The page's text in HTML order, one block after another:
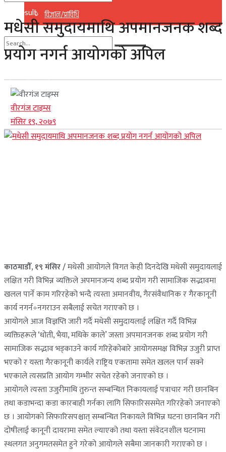
विज्ञान/प्राविधि
No Result
View All Result
No Result
View All Result
मधेसी समुदायमाथि अपमानजनक शब्द
प्रयोग नगर्न आयोगको अपिल
वीरगंज टाइम्स
मंसिर १९, २०७९
काठमाडौँ, १९ मंसिर /मधेसी आयोगले विगत केही दिनदेखि मधेसी समुदायलाई
लक्षित गरी विभिन्न व्यक्तिले अपमानजन्य शब्द प्रयोग गरी सामाजिक सद्भावमा
खलल पार्ने काम गरिरहेको भन्दै त्यस्ता अमानवीय, गैरसंवैधानिक र गैरकानूनी
कार्य नगर्न÷नगराउन सबैलाई सचेत गराएको छ ।
आयोगले आज विज्ञप्ति जारी गर्दै मधेसी समुदायलाई लक्षित गर्दै विभिन्न
व्यक्तिहरूले ‘धोती, भैया, मधिके काले’ जस्ता अपमानजनक शब्द प्रयोग गरी
सामाजिक सद्भाव भड्काउने कार्य गरिहेकोबारे आयोगसमक्ष विभिन्न उजुरी प्राप्त
भएको र यस्ता गैरकानूनी कार्यले राष्ट्रिय एकतामा समेत खलल पार्न सक्ने
भएकाले त्यसप्रति आयोग गम्भीर सचेत रहेको जनाएको छ ।
आयोगले त्यस्ता उजुरीमाथि तुरुन्त सम्बन्धित निकायलाई पत्राचार गरी छानबिन
तथा कडाभन्दा कडा कारबाही गर्नका लागि सिफारिससमेत गरिरहेको जनाएको
छ । आयोगको सिफारिसपश्चात् सम्बन्धित निकायले विभिन्न घटना छानबिन गरी
दोषीलाई कानूनी दायरामा समेत ल्याएको तथा यस्ता संवेदनशील घटनामा
स्थलगत अनुगमतसमेत हुने गरेको आयोगले सबैमा जानकारी गराएको छ ।